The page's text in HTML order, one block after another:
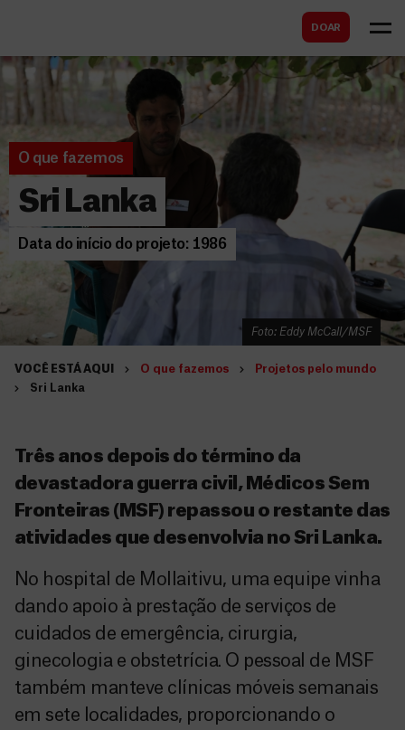
DOAR
a
r
Foto: Eddy McCall/MSF
O que fazemos
Sri Lanka
Data do início do projeto: 1986
VOCÊ ESTÁ AQUI O que fazemos
Projetos pelo mundo
Sri Lanka
Três anos depois do término da
devastadora guerra civil, Médicos Sem
Fronteiras (MSF) repassou o restante das
atividades que desenvolvia no Sri Lanka.
No hospital de Mollaitivu, uma equipe vinha
dando apoio à prestação de serviços de
cuidados de emergência, cirurgia,
ginecologia e obstetrícia. O pessoal de MSF
também manteve clínicas móveis semanais
em sete localidades, proporcionando o
s
c
a
r